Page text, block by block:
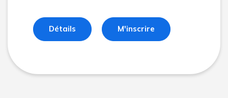
Détails M'inscrire